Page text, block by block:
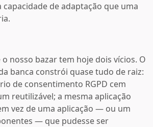
capacidade de adaptação que uma
nosso bazar tem hoje dois vícios. O
banca constrói quase tudo de raiz:
de consentimento RGPD cem
reutilizável; a mesma aplicação
vez de uma aplicação — ou um
— que pudesse ser